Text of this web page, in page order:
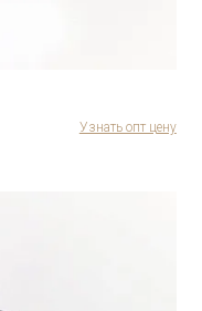
Узнать опт цену